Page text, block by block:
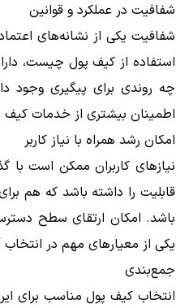
شفافیت در عملکرد و قوانین
شفافیت یکی از نشانه‌های
استفاده از کیف پول چیست،
چه روندی برای پیگیری وجود
اطمینان بیشتری از خدمات کیف
امکان رشد همراه با نیاز کاربر
نیازهای کاربران ممکن است
قابلیت را داشته باشد که هم
باشد. امکان ارتقای سطح
یکی از معیارهای مهم در
جمع‌بندی
انتخاب کیف پول مناسب برای